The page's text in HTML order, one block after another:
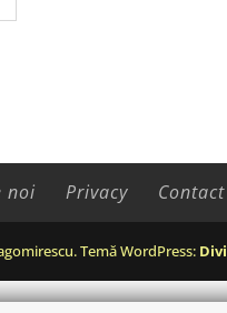
noi Privacy Contact
Temă WordPress: Divi